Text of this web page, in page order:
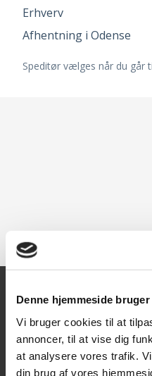
Denne hjemmeside
Vi bruger cookies til at
annoncer, til at vise dig
at analysere vores trafik.
din brug af vores
Erhverv
Afhentning i Odense
Speditør vælges når du går
Kontakt
Texas A/S
Knullen 22